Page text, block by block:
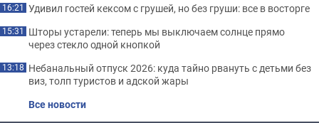
16:21 Удивил гостей кексом с грушей, но без груши: все в восторге
15:31 Шторы устарели: теперь мы выключаем солнце прямо
через стекло одной кнопкой
13:18 Небанальный отпуск 2026: куда тайно рвануть с детьми без
виз, толп туристов и адской жары
Все новости